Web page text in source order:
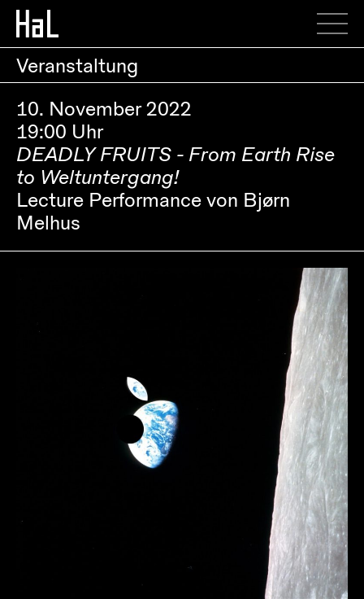
Veranstaltung
10. November 2022
19:00 Uhr
DEADLY FRUITS - From Earth Rise
to Weltuntergang!
Lecture Performance von Bjørn
Melhus